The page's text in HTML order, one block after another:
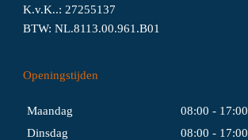
K.v.K..: 27255137
BTW: NL.8113.00.961.B01
Openingstijden
Maandag
08:00 -
Dinsdag
08:00 -